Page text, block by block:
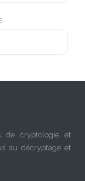
de cryptologie et
au décryptage et